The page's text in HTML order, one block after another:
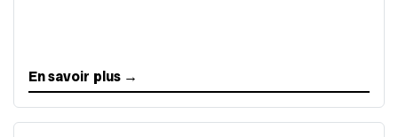
En savoir plus →